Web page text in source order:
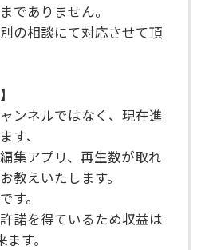
でありません。
の相談にて対応させて頂
ンネルではなく、現在進
す、
集アプリ、再生数が取れ
教えいたします。
す。
諾を得ているため収益は
す。